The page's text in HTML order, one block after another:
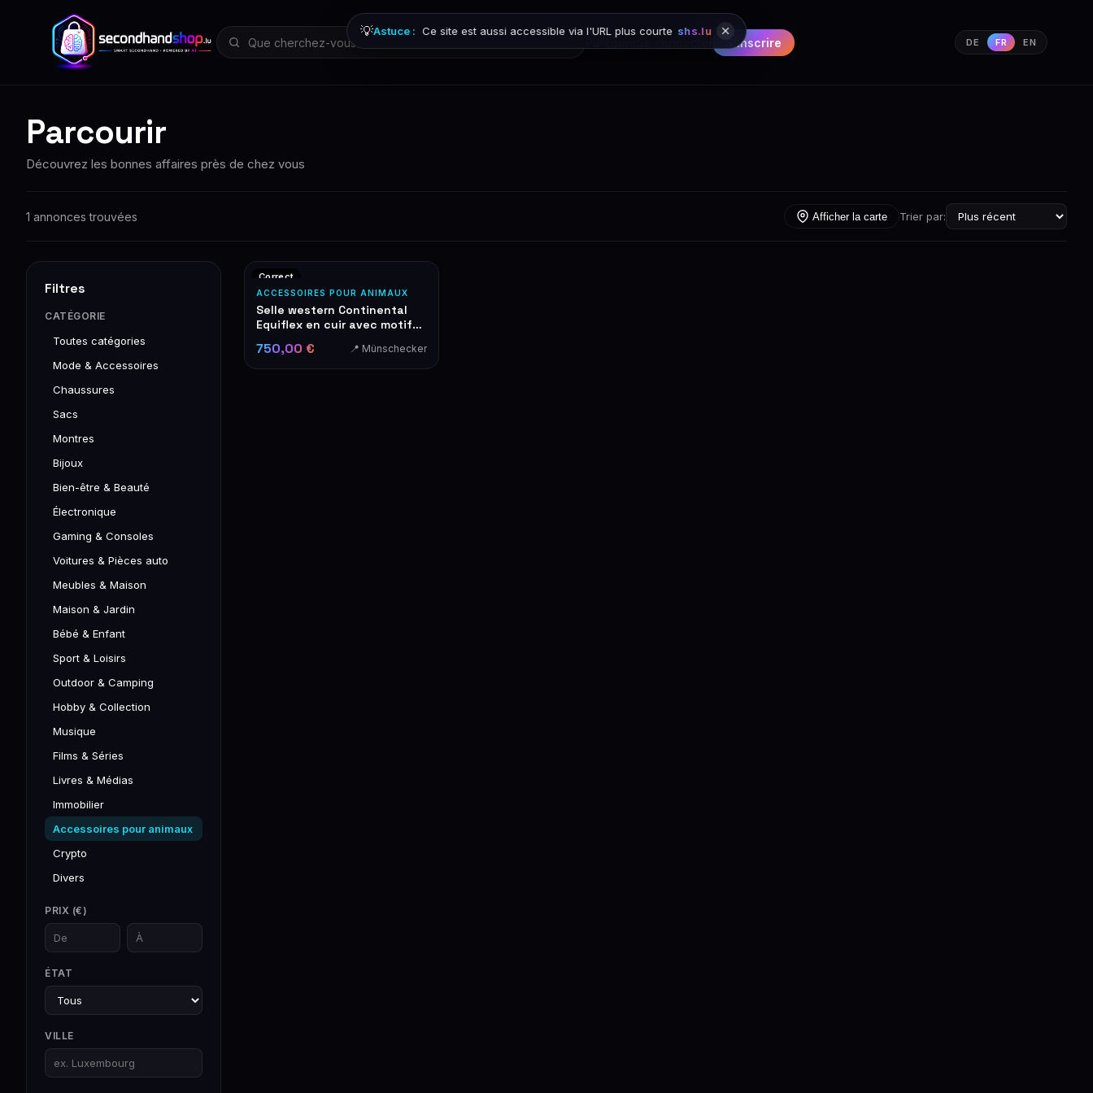
S'inscrire DE FR EN
💡Astuce : Ce site est aussi accessible via l'URL plus courte shs.lu
Parcourir
Découvrez les bonnes affaires près de chez vous
1 annonces trouvées Afficher la carte Trier par:
Filtres
CATÉGORIE
Toutes catégories
Mode & Accessoires
Chaussures
Sacs
Montres
Bijoux
Bien-être & Beauté
Électronique
Gaming & Consoles
Voitures & Pièces auto
Meubles & Maison
Maison & Jardin
Bébé & Enfant
Sport & Loisirs
Outdoor & Camping
Hobby & Collection
Musique
Films & Séries
Livres & Médias
Immobilier
Accessoires pour animaux
Crypto
Divers
PRIX (€)
ÉTAT
VILLE
Correct
ACCESSOIRES POUR ANIMAUX
Selle western Continental
Equiflex en cuir avec motif
argentées
750,00 € 📍 Münschecker